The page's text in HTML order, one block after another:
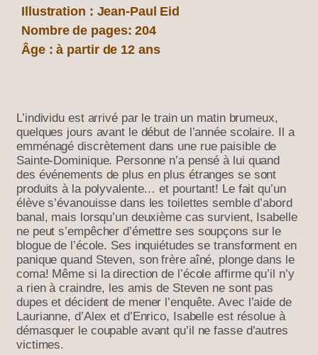
Illustration : Jean-Paul Eid
Nombre de pages: 204
Âge : à partir de 12 ans
L’individu est arrivé par le train un matin brumeux,
quelques jours avant le début de l’année scolaire. Il a
emménagé discrètement dans une rue paisible de
Sainte-Dominique. Personne n’a pensé à lui quand
des événements de plus en plus étranges se sont
produits à la polyvalente… et pourtant! Le fait qu’un
élève s’évanouisse dans les toilettes semble d’abord
banal, mais lorsqu’un deuxième cas survient, Isabelle
ne peut s’empêcher d’émettre ses soupçons sur le
blogue de l’école. Ses inquiétudes se transforment en
panique quand Steven, son frère aîné, plonge dans le
coma! Même si la direction de l’école affirme qu’il n’y
a rien à craindre, les amis de Steven ne sont pas
dupes et décident de mener l’enquête. Avec l’aide de
Laurianne, d’Alex et d’Enrico, Isabelle est résolue à
démasquer le coupable avant qu’il ne fasse d’autres
victimes.